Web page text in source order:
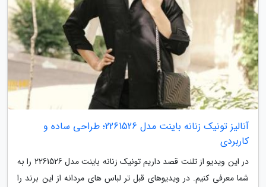
آنالیز تونیک زنانه باینت مدل 2261526؛ طراحی ساده و
کاربردی
در این ویدیو از تلنت قصد داریم تونیک زنانه باینت مدل 2261526 را به
شما معرفی کنیم. در ویدیوهای قبل تر لباس های مردانه از این برند را